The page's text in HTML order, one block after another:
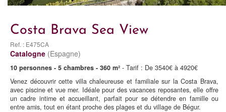
Costa Brava Sea View
Ref. : E475CA
Catalogne (Espagne)
10 personnes - 5 chambres - 360 m² - Tarif : De 3540€ à 4920€
Venez découvrir cette villa chaleureuse et familiale sur la Costa Brava,
avec piscine et vue mer. Idéale pour des vacances reposantes, elle offre
un cadre intime et accueillant, parfait pour se détendre en famille ou
entre amis, tout en étant proche des plages et du village de Bégur.